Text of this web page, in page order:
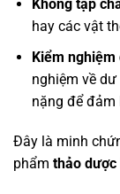
Không tạp
hay các vật
Kiểm nghiệm
nghiệm về
nặng để đảm
Đây là minh
phẩm thảo dược